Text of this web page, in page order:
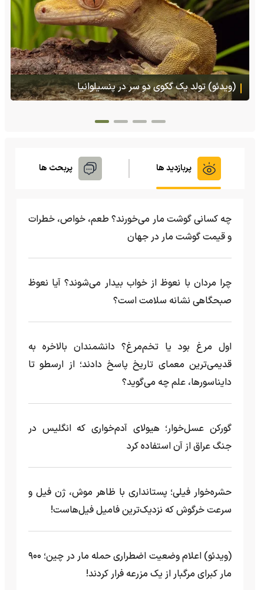
(ویدئو) تصاویر شگفت‌انگیز از مارمولک گلو بادبزنی که
هنگام خطر یک مایع چسبناک از بدنش پرتاب می‌کند
پربازدید ها پربحث ها
چه کسانی گوشت مار می‌خورند؟ طعم، خواص، خطرات
و قیمت گوشت مار در جهان
چرا مردان با نعوظ از خواب بیدار می‌شوند؟ آیا نعوظ
صبحگاهی نشانه سلامت است؟
اول مرغ بود یا تخم‌مرغ؟ دانشمندان بالاخره به
قدیمی‌ترین معمای تاریخ پاسخ دادند؛ از ارسطو تا
دایناسورها، علم چه می‌گوید؟
گورکن عسل‌خوار؛ هیولای آدم‌خواری که انگلیس در
جنگ عراق از آن استفاده کرد
حشره‌خوار فیلی؛ پستانداری با ظاهر موش، ژن فیل و
سرعت خرگوش که نزدیک‌ترین فامیل فیل‌هاست!
(ویدئو) اعلام وضعیت اضطراری حمله مار‌ در چین؛ ۹۰۰
مار کبرای مرگبار از یک مزرعه‌ فرار کردند!